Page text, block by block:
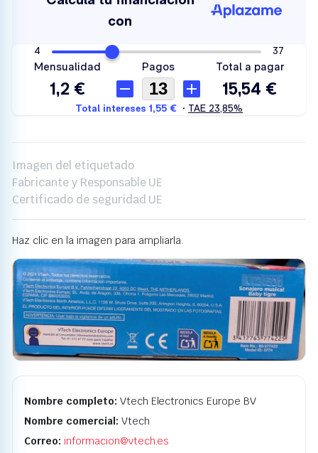
Imagen del etiquetado
Fabricante y Responsable UE
Certificado de seguridad UE
Haz clic en la imagen para ampliarla.
Nombre completo: Vtech Electronics Europe BV
Nombre comercial: Vtech
Correo: informacion@vtech.es